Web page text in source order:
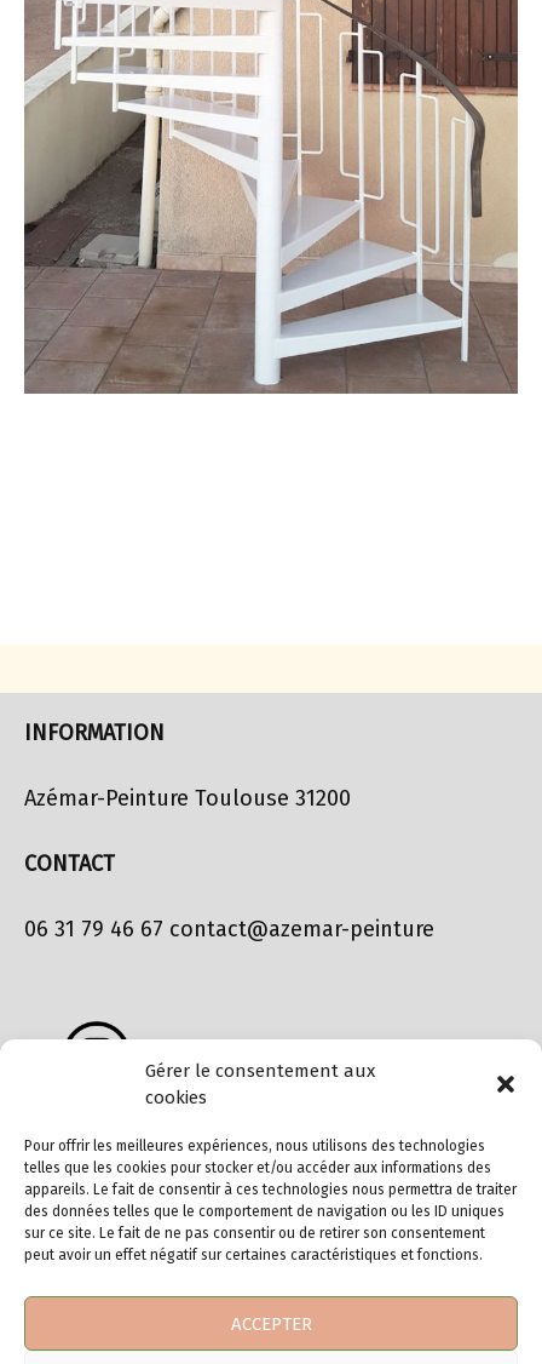
Gérer le consentement aux
cookies
Pour offrir les meilleures expériences, nous utilisons des technologies
telles que les cookies pour stocker et/ou accéder aux informations des
appareils. Le fait de consentir à ces technologies nous permettra de traiter
des données telles que le comportement de navigation ou les ID uniques
sur ce site. Le fait de ne pas consentir ou de retirer son consentement
peut avoir un effet négatif sur certaines caractéristiques et fonctions.
ACCEPTER
INFORMATION
Azémar-Peinture Toulouse 31200
CONTACT
06 31 79 46 67 contact@azemar-peinture
mentions légales